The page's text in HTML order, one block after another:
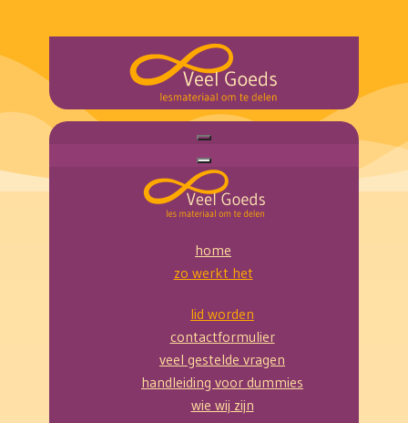
home
zo werkt het
lid worden
contactformulier
veel gestelde vragen
handleiding voor dummies
wie wij zijn